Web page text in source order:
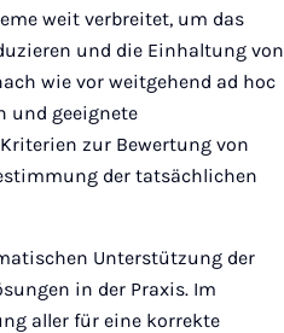
weit verbreitet, um das
und die Einhaltung von
wie vor weitgehend ad hoc
und geeignete
zur Bewertung von
der tatsächlichen
Unterstützung der
in der Praxis. Im
aller für eine korrekte